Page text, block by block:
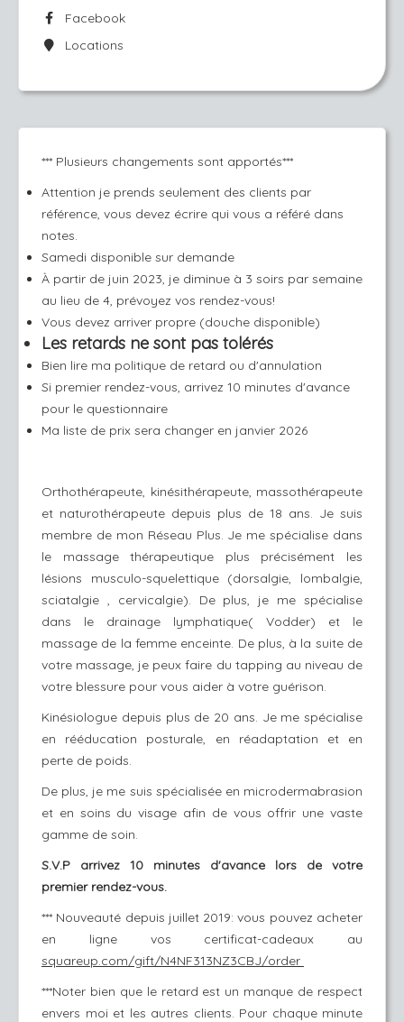
Facebook
Locations
*** Plusieurs changements sont apportés***
Attention je prends seulement des clients par
référence, vous devez écrire qui vous a référé dans
notes.
Samedi disponible sur demande
À partir de juin 2023, je diminue à 3 soirs par semaine
au lieu de 4, prévoyez vos rendez-vous!
Vous devez arriver propre (douche disponible)
Les retards ne sont pas tolérés
Bien lire ma politique de retard ou d'annulation
Si premier rendez-vous, arrivez 10 minutes d'avance
pour le questionnaire
Ma liste de prix sera changer en janvier 2026
Orthothérapeute, kinésithérapeute, massothérapeute
et naturothérapeute depuis plus de 18 ans. Je suis
membre de mon Réseau Plus. Je me spécialise dans
le massage thérapeutique plus précisément les
lésions musculo-squelettique (dorsalgie, lombalgie,
sciatalgie , cervicalgie). De plus, je me spécialise
dans le drainage lymphatique( Vodder) et le
massage de la femme enceinte. De plus, à la suite de
votre massage, je peux faire du tapping au niveau de
votre blessure pour vous aider à votre guérison.
Kinésiologue depuis plus de 20 ans. Je me spécialise
en rééducation posturale, en réadaptation et en
perte de poids.
De plus, je me suis spécialisée en microdermabrasion
et en soins du visage afin de vous offrir une vaste
gamme de soin.
S.V.P arrivez 10 minutes d'avance lors de votre
premier rendez-vous.
*** Nouveauté depuis juillet 2019: vous pouvez acheter
en ligne vos certificat-cadeaux au
squareup.com/gift/N4NF313NZ3CBJ/order
***Noter bien que le retard est un manque de respect
envers moi et les autres clients. Pour chaque minute